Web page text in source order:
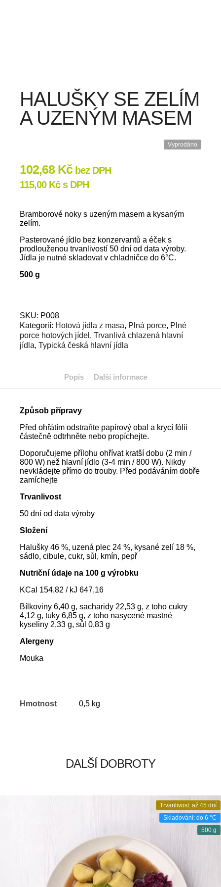
HALUŠKY SE ZELÍM
A UZENÝM MASEM
Vyprodáno
102,68 Kč bez DPH
115,00 Kčs DPH
Bramborové noky s uzeným masem a kysaným
zelím.
Pasterované jídlo bez konzervantů a éček s
prodlouženou trvanlivostí 50 dní od data výroby.
Jídla je nutné skladovat v chladničce do 6°C.
500 g
SKU: P008
Kategorií: Hotová jídla z masa, Plná porce, Plné
porce hotových jídel , Trvanlivá chlazená hlavní
jídla, Typická česká hlavní jídla
Popis Další informace
Způsob přípravy
Před ohřátím odstraňte papírový obal a krycí fólii
částečně odtrhněte nebo propíchejte.
Doporučujeme přílohu ohřívat kratší dobu (2 min /
800 W) než hlavní jídlo (3-4 min / 800 W). Nikdy
nevkládejte přímo do trouby. Před podáváním dobře
zamíchejte
Trvanlivost
50 dní od data výroby
Složení
Halušky 46 %, uzená plec 24 %, kysané zelí 18 %,
sádlo, cibule, cukr, sůl, kmín, pepř
Nutriční údaje na 100 g výrobku
KCal 154,82 / kJ 647,16
Bílkoviny 6,40 g, sacharidy 22,53 g, z toho cukry
4,12 g, tuky 6,85 g, z toho nasycené mastné
kyseliny 2,33 g, sůl 0,83 g
Alergeny
Mouka
Hmotnost 0,5 kg
DALŠÍ DOBROTY
Trvanlivost: až 45 dní
Skladování: do 6 °C
500 g